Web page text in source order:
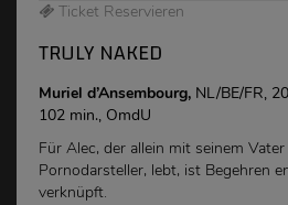
Ticket Reservieren
TRULY NAKED
Muriel d’Ansembourg, NL/BE/FR,
102 min., OmdU
Für Alec, der allein mit seinem
Pornodarsteller, lebt, ist Begehren
verknüpft.